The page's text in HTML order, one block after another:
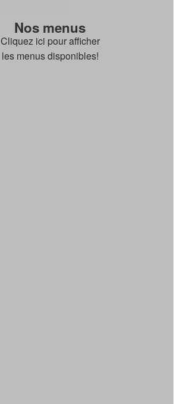
Nos menus
Cliquez ici pour afficher
les menus disponibles!